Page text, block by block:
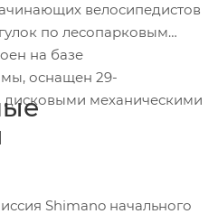
велосипедистов
по лесопарковым
на базе
оснащен 29-
механическими
Shimano начального